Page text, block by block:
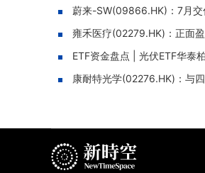
蔚来-SW(09866.HK)：7月
雍禾医疗(02279.HK)：正面
ETF资金盘点 | 光伏ETF华泰
康耐特光学(02276.HK)：与